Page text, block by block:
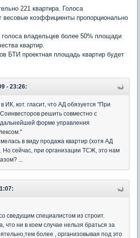
221 квартира. Голоса
весовые коэффициенты пропорционально
голоса владельцев более 50% площади
квартир.
БТИ проектная площадь квартир будет
- 23:26:
ИК, кот. гласит, что АД обязуется "При
решить совместно с
форме управления
в виду продажа квартир (хотя АД
Но сейчас, при организации ТСЖ, это нам
...
сведущим специалистом из строит.
что ни в коем случае нельзя браться за
более , организовывая под это